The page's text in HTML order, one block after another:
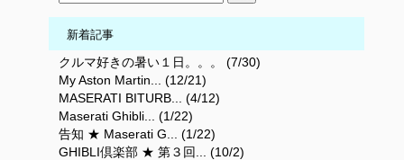
新着記事
クルマ好きの暑い１日。。。 (7/30)
My Aston Martin... (12/21)
MASERATI BITURB... (4/12)
Maserati Ghibli... (1/22)
告知 ★ Maserati G... (1/22)
GHIBLI倶楽部 ★ 第３回... (10/2)